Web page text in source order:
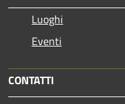
Luoghi
Eventi
CONTATTI